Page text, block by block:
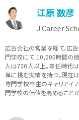
江原 数彦
J Career
広告会社の営業を経て、広
門学校にて 10,000時間の授
人は700人以上。専任時代
革に挑む実績を持つ。現在
専門学校卒生のキャリアイ
門学校の価値を高めること